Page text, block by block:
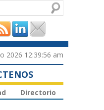
2026 12:39:56 am
Directorio